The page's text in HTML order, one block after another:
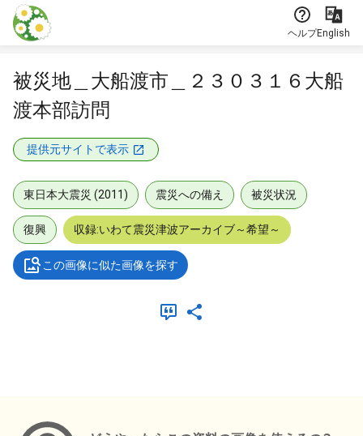
本文に飛ぶ
ヘルプEnglish
被災地＿大船渡市＿２３０３１６大船
渡本部訪問
提供元サイトで表示
東日本大震災 (2011) 震災への備え 被災状況
復興 収録:いわて震災津波アーカイブ～希望～
この画像に似た画像を探す